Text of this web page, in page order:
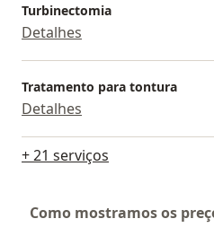
Turbinectomia
Detalhes
Tratamento para tontura
Detalhes
+ 21 serviços
Como mostramos os